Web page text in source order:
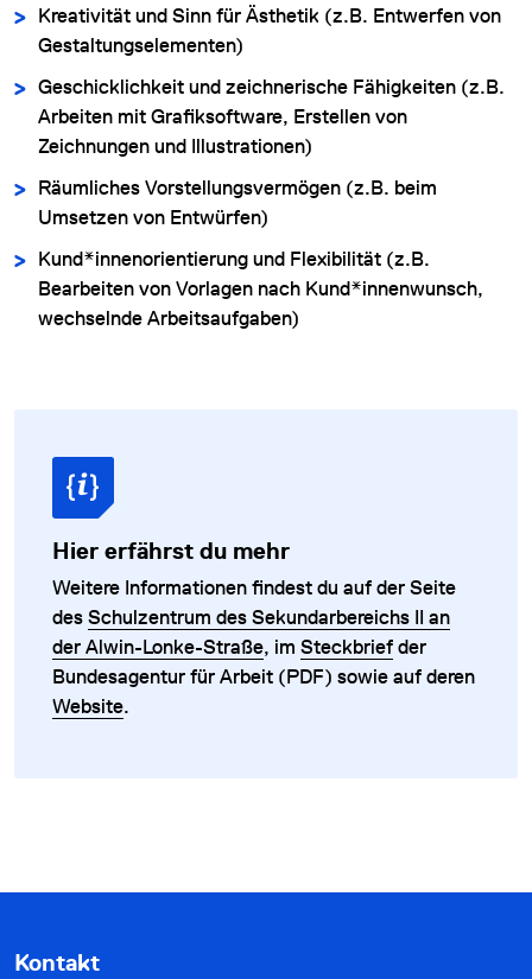
Kreativität und Sinn für Ästhetik (z.B. Entwerfen von
Gestaltungselementen)
Geschicklichkeit und zeichnerische Fähigkeiten (z.B.
Arbeiten mit Grafiksoftware, Erstellen von
Zeichnungen und Illustrationen)
Räumliches Vorstellungsvermögen (z.B. beim
Umsetzen von Entwürfen)
Kund*innenorientierung und Flexibilität (z.B.
Bearbeiten von Vorlagen nach Kund*innenwunsch,
wechselnde Arbeitsaufgaben)
Hier erfährst du mehr
Weitere Informationen findest du auf der Seite
des Schulzentrum des Sekundarbereichs II an
der Alwin-Lonke-Straße, im Steckbrief der
Bundesagentur für Arbeit (PDF) sowie auf deren
Website.
Kontakt